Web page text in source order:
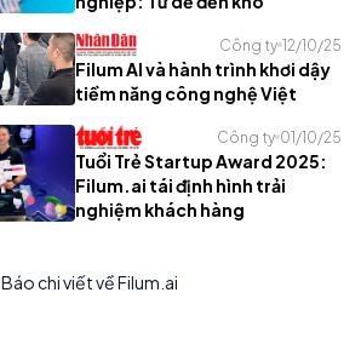
Công ty 12/10/25
Filum AI và hành trình khơi dậy
tiềm năng công nghệ Việt
Công ty 01/10/25
Tuổi Trẻ Startup Award 2025:
Filum.ai tái định hình trải
nghiệm khách hàng
Báo chi viết về Filum.ai